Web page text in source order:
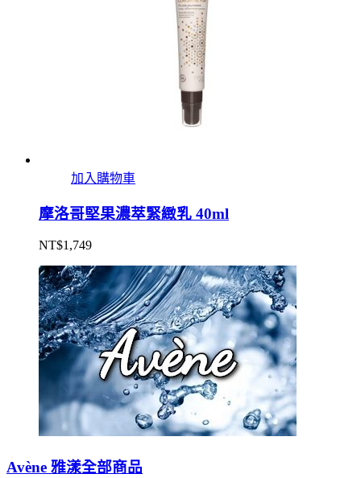
加入購物車
摩洛哥堅果濃萃緊緻乳 40ml
NT$1,749
Avène 雅漾全部商品